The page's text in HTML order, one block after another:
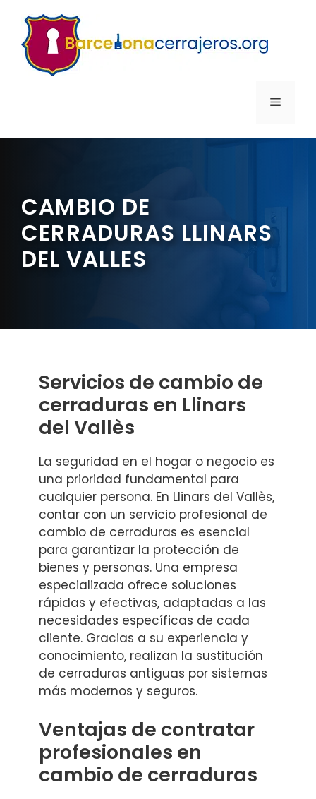
contenido
MENÚ
CAMBIO DE
CERRADURAS LLINARS
DEL VALLES
Servicios de cambio de
cerraduras en Llinars
del Vallès
La seguridad en el hogar o negocio es
una prioridad fundamental para
cualquier persona. En Llinars del Vallès,
contar con un servicio profesional de
cambio de cerraduras es esencial
para garantizar la protección de
bienes y personas. Una empresa
especializada ofrece soluciones
rápidas y efectivas, adaptadas a las
necesidades específicas de cada
cliente. Gracias a su experiencia y
conocimiento, realizan la sustitución
de cerraduras antiguas por sistemas
más modernos y seguros.
Ventajas de contratar
profesionales en
cambio de cerraduras